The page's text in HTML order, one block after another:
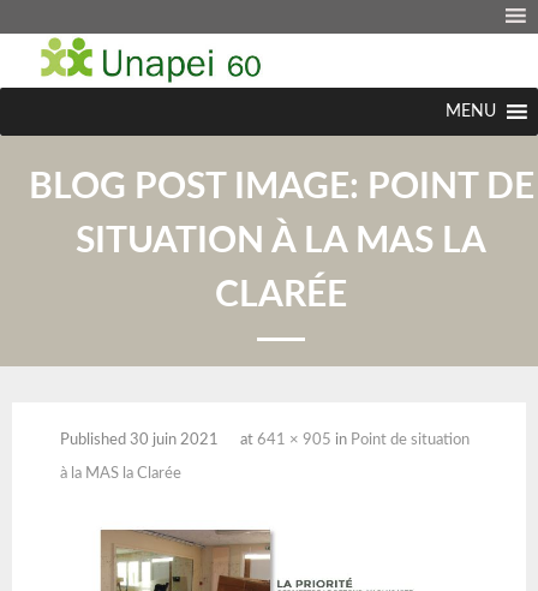
MENU
BLOG POST IMAGE: POINT DE
SITUATION À LA MAS LA
CLARÉE
Published 30 juin 2021 at 641 × 905 in Point de situation
à la MAS la Clarée